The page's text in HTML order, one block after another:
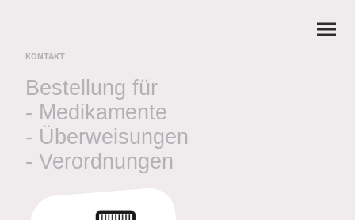
KONTAKT
Bestellung für
- Medikamente
- Überweisungen
- Verordnungen